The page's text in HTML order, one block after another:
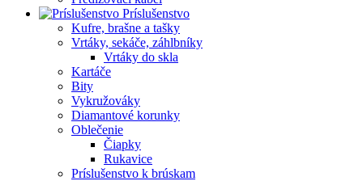
Príslušenstvo
Kufre, brašne a tašky
Vrtáky, sekáče, záhlbníky
Vrtáky do skla
Kartáče
Bity
Vykružováky
Diamantové korunky
Oblečenie
Čiapky
Rukavice
Príslušenstvo k brúskam